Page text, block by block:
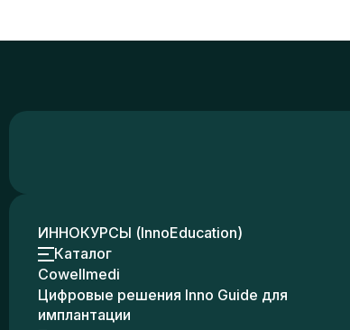
ИННОКУРСЫ (InnoEducation)
Каталог
Cowellmedi
Цифровые решения Inno Guide для
имплантации